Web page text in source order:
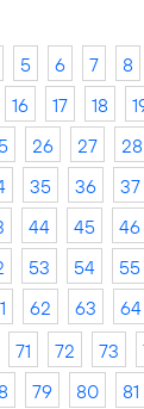
5 6 7 8
16 17 18
26 27 28
35 36 37
44 45 46
53 54 55
62 63 64
71 72 73
79 80 81